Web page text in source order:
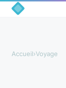
Accueil›Voyage